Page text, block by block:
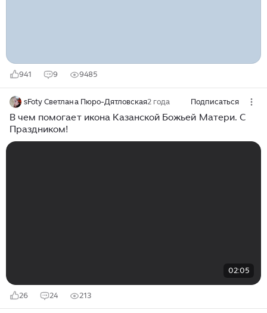
941 9 9485
sFoty Светлана Пюро-Дятловская2 года Подписаться
В чем помогает икона Казанской Божьей Матери. С
Праздником!
02:05
26 24 213